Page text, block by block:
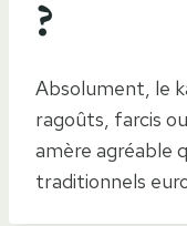
?
Absolument, le
ragoûts, farcis
amère agréable
traditionnels